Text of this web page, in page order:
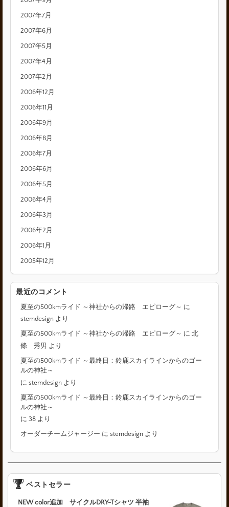
2007年7月
2007年6月
2007年5月
2007年4月
2007年2月
2006年12月
2006年11月
2006年9月
2006年8月
2006年7月
2006年6月
2006年5月
2006年4月
2006年3月
2006年2月
2006年1月
2005年12月
最近のコメント
夏至の500kmライド ～神社からの帰路 エピローグ～ に
stemdesign より
夏至の500kmライド ～神社からの帰路 エピローグ～ に北
條 秀男 より
夏至の500kmライド ～最終日：鈴鹿スカイラインからのゴー
ルの神社～
にstemdesign より
夏至の500kmライド ～最終日：鈴鹿スカイラインからのゴー
ルの神社～
に38 より
オーダーチームジャージー にstemdesign より
ベストセラー
NEW color追加 サイクルDRY-Tシャツ 半袖